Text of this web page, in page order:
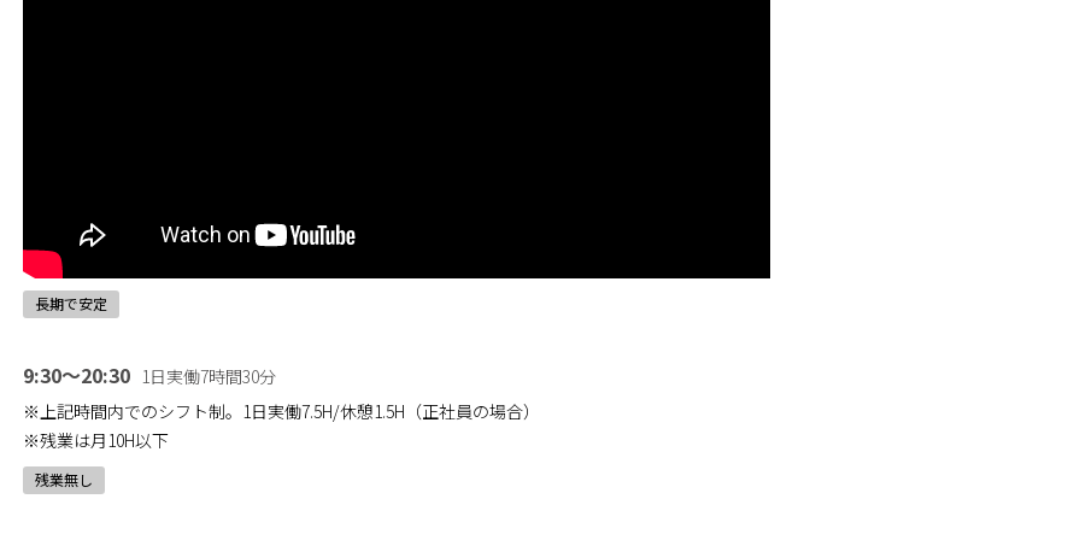
長期で安定
9:30～20:30 1日実働7時間30分
※上記時間内でのシフト制。1日実働7.5H/休憩1.5H（正社員の場合）
※残業は月10H以下
残業無し